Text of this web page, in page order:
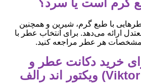
گرم است یا سرد؟
با طبع گرم، شیرین و همچنین
ارائه می‌دهد. برای انتخاب عطر با
مشخصات هر عطر مراجعه کنید.
خرید دکانت عطر و
ادکلن (Viktor & Rolf) ویکتور اند رالف